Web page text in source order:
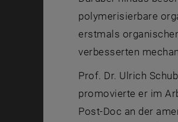
polymerisierbare
erstmals
verbesserten
Prof. Dr. Ulrich
promovierte er im
Post-Doc an der